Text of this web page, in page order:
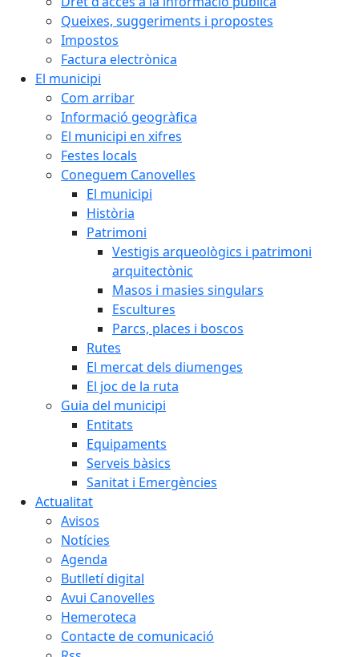
Queixes, suggeriments i propostes
Impostos
Factura electrònica
El municipi
Com arribar
Informació geogràfica
El municipi en xifres
Festes locals
Coneguem Canovelles
El municipi
Història
Patrimoni
Vestigis arqueològics i patrimoni
arquitectònic
Masos i masies singulars
Escultures
Parcs, places i boscos
Rutes
El mercat dels diumenges
El joc de la ruta
Guia del municipi
Entitats
Equipaments
Serveis bàsics
Sanitat i Emergències
Actualitat
Avisos
Notícies
Agenda
Butlletí digital
Avui Canovelles
Hemeroteca
Contacte de comunicació